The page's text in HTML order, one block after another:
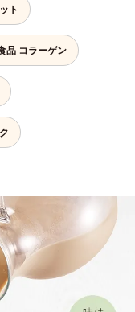
ト
品 コラーゲン